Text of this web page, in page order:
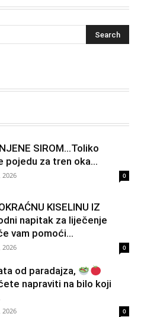
SIROM…Toliko
pojedu za tren oka…
2026 0
KISELINU IZ
napitak za liječenje
vam pomoći...
2026 0
od paradajza,
napraviti na bilo koji
2026 0